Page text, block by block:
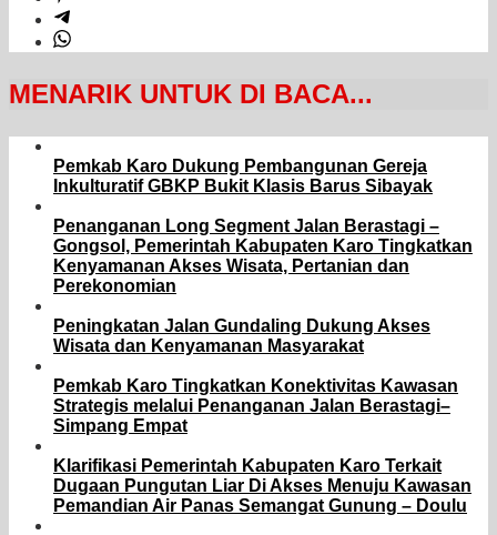
MENARIK UNTUK DI BACA...
Pemkab Karo Dukung Pembangunan Gereja
Inkulturatif GBKP Bukit Klasis Barus Sibayak
Penanganan Long Segment Jalan Berastagi –
Gongsol, Pemerintah Kabupaten Karo Tingkatkan
Kenyamanan Akses Wisata, Pertanian dan
Perekonomian
Peningkatan Jalan Gundaling Dukung Akses
Wisata dan Kenyamanan Masyarakat
Pemkab Karo Tingkatkan Konektivitas Kawasan
Strategis melalui Penanganan Jalan Berastagi–
Simpang Empat
Klarifikasi Pemerintah Kabupaten Karo Terkait
Dugaan Pungutan Liar Di Akses Menuju Kawasan
Pemandian Air Panas Semangat Gunung – Doulu